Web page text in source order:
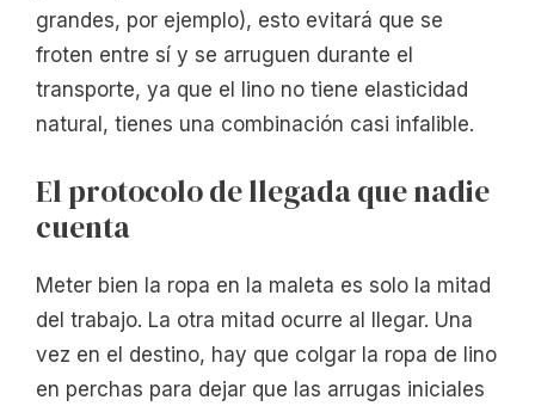
grandes, por ejemplo), esto evitará que se
froten entre sí y se arruguen durante el
transporte, ya que el lino no tiene elasticidad
natural, tienes una combinación casi infalible.
El protocolo de llegada que nadie
cuenta
Meter bien la ropa en la maleta es solo la mitad
del trabajo. La otra mitad ocurre al llegar. Una
vez en el destino, hay que colgar la ropa de lino
en perchas para dejar que las arrugas iniciales